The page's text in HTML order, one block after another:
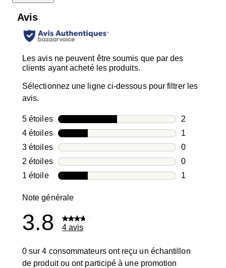
Avis
Les avis ne peuvent être soumis que par des
clients ayant acheté les produits.
Sélectionnez une ligne ci-dessous pour filtrer les
avis.
5 étoilesétoiles
2
2 avis avec
4 étoilesétoiles
1
1 avis avec
3 étoilesétoiles
0
0 avis avec
2 étoilesétoiles
0
0 avis avec
1 étoileétoiles
1
Note générale
3.8 4 avis
0 sur 4 consommateurs ont reçu un échantillon
de produit ou ont participé à une promotion